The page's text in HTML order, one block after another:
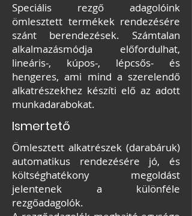
Speciális rezgő adagolóink
ömlesztett termékek rendezésére
szánt berendezések. Számtalan
alkalmazásmódja előfordulhat,
lineáris-, kúpos-, lépcsős- és
hengeres, ami mind a szerelendő
alkatrészekhez készíti elő az adott
munkadarabokat.
Ismertető
Ömlesztett alkatrészek (darabáruk)
automatikus rendezésére jó, és
költséghatékony megoldást
jelentenek a különféle
rezgőadagolók.